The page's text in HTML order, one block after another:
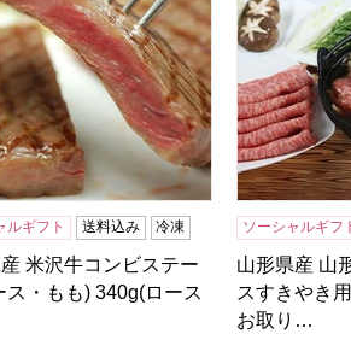
ルギフト 送料込み 冷凍
米沢牛コンビステー
ス・もも) 340g(ロース
ソーシャルギフ
山形県産 山
スすきやき
お取り…
できます。